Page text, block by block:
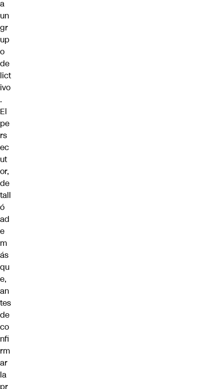
a
un
gr
up
o
de
lict
ivo
.
El
pe
rs
ec
ut
or,
de
tall
ó
ad
e
m
ás
qu
e,
an
tes
de
co
nfi
rm
ar
la